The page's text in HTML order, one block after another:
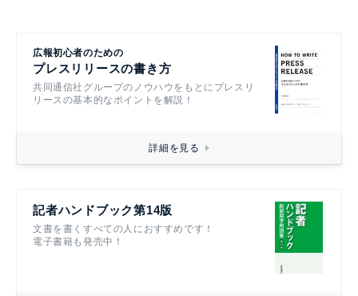
広報初心者のための
プレスリリースの書き方
共同通信社グループのノウハウをもとにプレスリ
リースの基本的なポイントを解説！
詳細を見る
記者ハンドブック第14版
文書を書くすべての人におすすめです！
電子書籍も発売中！